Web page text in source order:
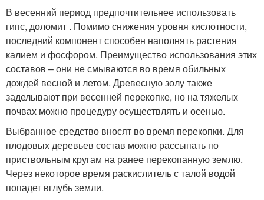
В весенний период предпочтительнее использовать
гипс, доломит . Помимо снижения уровня кислотности,
последний компонент способен наполнять растения
калием и фосфором. Преимущество использования этих
составов – они не смываются во время обильных
дождей весной и летом. Древесную золу также
заделывают при весенней перекопке, но на тяжелых
почвах можно процедуру осуществлять и осенью.
Выбранное средство вносят во время перекопки. Для
плодовых деревьев состав можно рассыпать по
приствольным кругам на ранее перекопанную землю.
Через некоторое время раскислитель с талой водой
попадет вглубь земли.